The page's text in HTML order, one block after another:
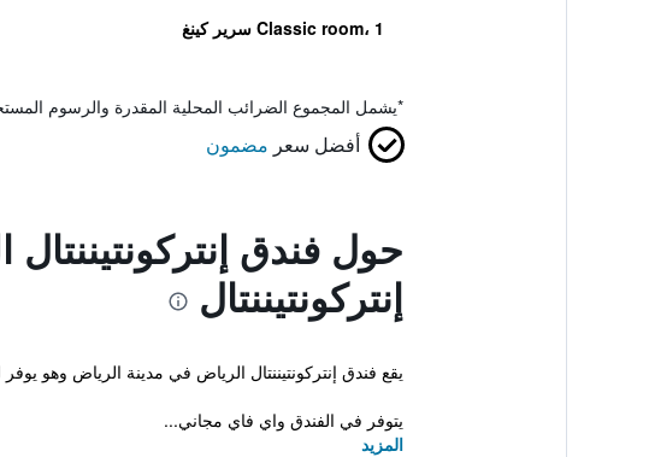
Classic room، 1 سرير كينغ
*يشمل المجموع الضرائب المحلية المقدرة والرسوم
أفضل سعر مضمون
حول فندق
إنتركونتيننتال
يقع فندق إنتركونتيننتال الرياض في مدينة الرياض وهو يوفر للنزلاء إقامة فاخرة بمستوى 5 نجوم ، بالإضافة إلى
يتوفر في الفندق واي فاي مجاني...
المزيد